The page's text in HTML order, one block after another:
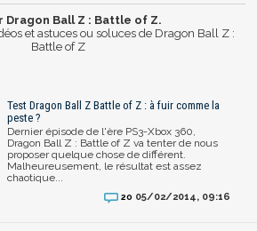
Dragon Ball Z : Battle of Z.
et astuces ou soluces de Dragon Ball Z :
Battle of Z
Test Dragon Ball Z Battle of Z : à fuir comme la
peste ?
Dernier épisode de l'ère PS3-Xbox 360,
Dragon Ball Z : Battle of Z va tenter de nous
proposer quelque chose de différent.
Malheureusement, le résultat est assez
chaotique...
20 05/02/2014, 09:16